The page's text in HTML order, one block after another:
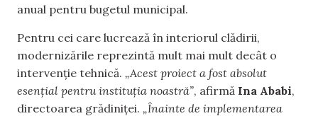
anual pentru bugetul municipal.
Pentru cei care lucrează în interiorul clădirii,
modernizările reprezintă mult mai mult decât o
intervenție tehnică. „Acest proiect a fost absolut
esențial pentru instituția noastră”, afirmă Ina Ababi,
directoarea grădiniței. „Înainte de implementarea